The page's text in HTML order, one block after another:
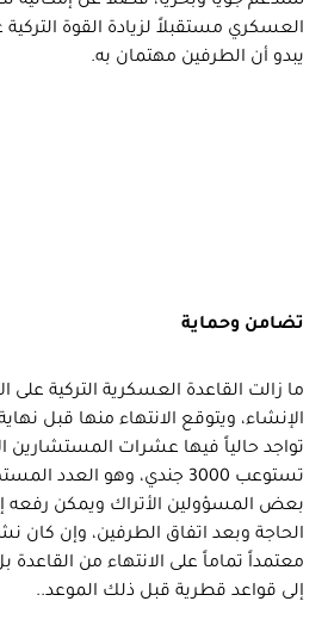
العسكري مستقبلاً لزيادة القوة
يبدو أن الطرفين مهتمان به.
تضامن وحماية
ما زالت القاعدة العسكرية التركية على
الإنشاء، ويتوقع الانتهاء منها قبل
تواجد حالياً فيها عشرات المستشارين
تستوعب 3000 جندي، وهو
الحاجة وبعد اتفاق الطرفين، وإن كان
معتمداً تماماً على الانتهاء من القاعدة
إلى قواعد قطرية قبل ذلك الموعد..